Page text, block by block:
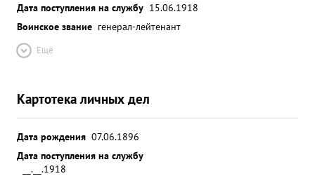
Дата поступления на службу 15.06.1918
Воинское звание генерал-лейтенант
Ещё
Картотека личных дел
Дата рождения 07.06.1896
Дата поступления на службу
__.__.1918